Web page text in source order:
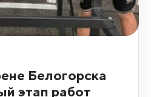
Белогорска
этап работ